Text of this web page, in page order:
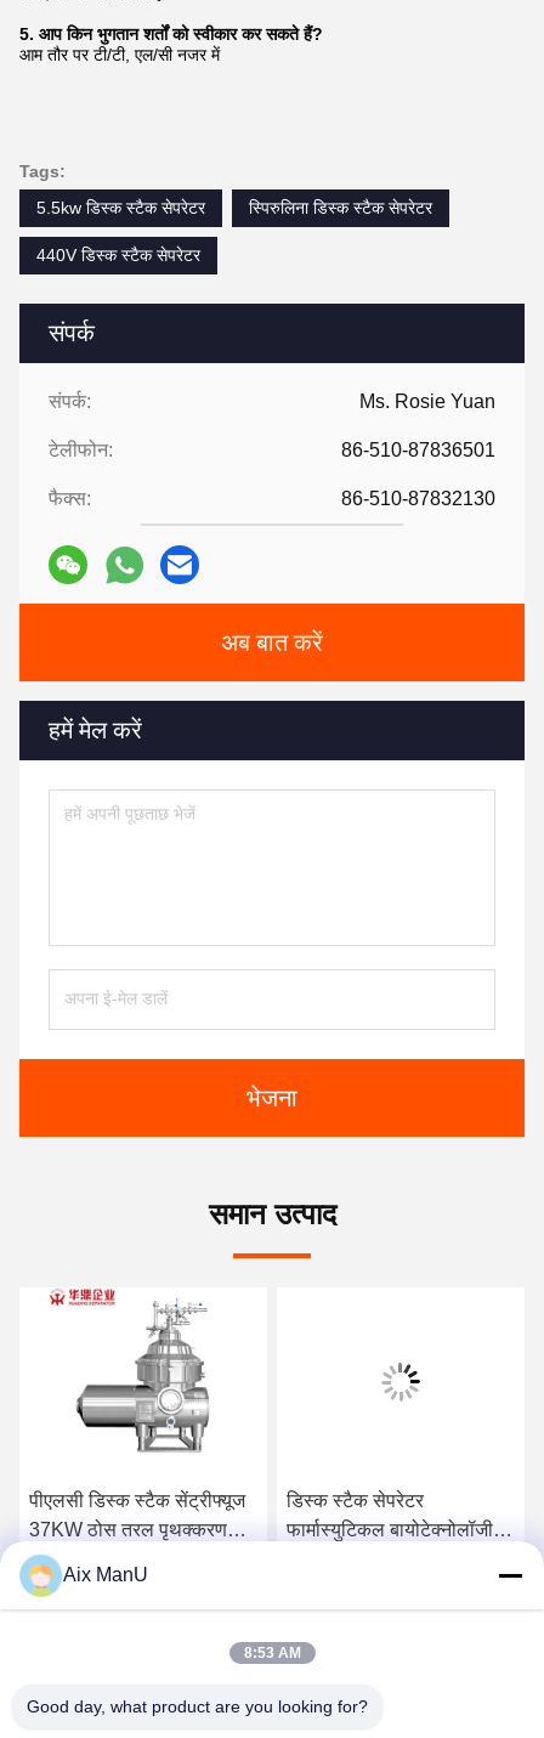
संपर्क
संपर्क: Ms. Rosie Yuan
टेलीफोन: 86-510-87836501
फैक्स: 86-510-87832130
अब बात करें
हमें मेल करें
भेजना
5. आप किन भुगतान शर्तों को स्वीकार कर सकते हैं?
आम तौर पर टी/टी, एल/सी नजर में
Tags:
5.5kw डिस्क स्टैक सेपरेटर
स्पिरुलिना डिस्क स्टैक सेपरेटर
440V डिस्क स्टैक सेपरेटर
समान उत्पाद
पीएलसी डिस्क स्टैक सेंट्रीफ्यूज
37KW ठोस तरल पृथक्करण
उपकरण
सबसे अच्छी कीमत पाएं
डिस्क स्टैक सेपरेटर
फार्मास्युटिकल बायोटेक्नोलॉजी
सबसे अच्छी कीमत पाएं
Aix ManU
8:53 AM
Good day, what product are you looking for?